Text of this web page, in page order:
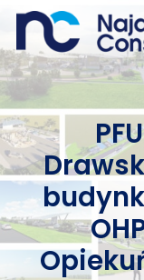
Skip
main
content